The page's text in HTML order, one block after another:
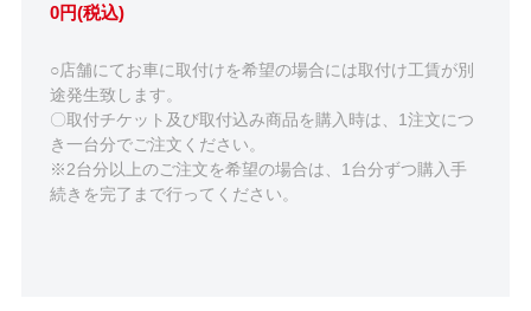
0円(税込)
○店舗にてお車に取付けを希望の場合には取付け工賃が別
途発生致します。
〇取付チケット及び取付込み商品を購入時は、1注文につ
き一台分でご注文ください。
※2台分以上のご注文を希望の場合は、1台分ずつ購入手
続きを完了まで行ってください。